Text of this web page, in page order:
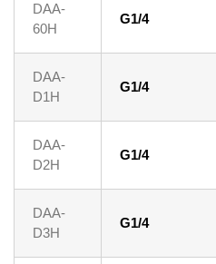
DAA-
60H
G1/4
DAA-
D1H
G1/4
DAA-
D2H
G1/4
DAA-
D3H
G1/4